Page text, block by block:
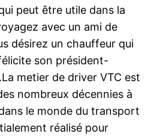
peut être utile dans la
avec un ami de
désirez un chauffeur qui
félicite son président-
metier de driver VTC est
nombreux décennies à
le monde du transport
réalisé pour